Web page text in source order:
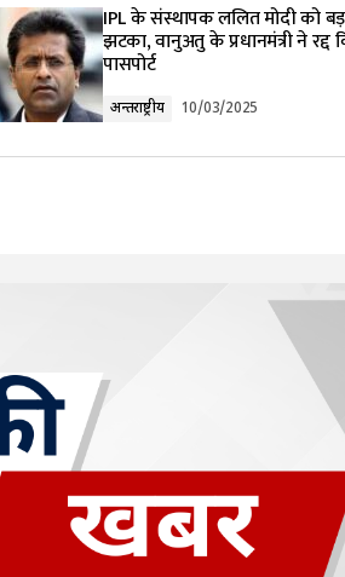
IPL के संस्थापक ललित मोदी को
झटका, वानुअतु के प्रधानमंत्री ने रद्द
पासपोर्ट
अन्तर्राष्ट्रीय 10/03/2025